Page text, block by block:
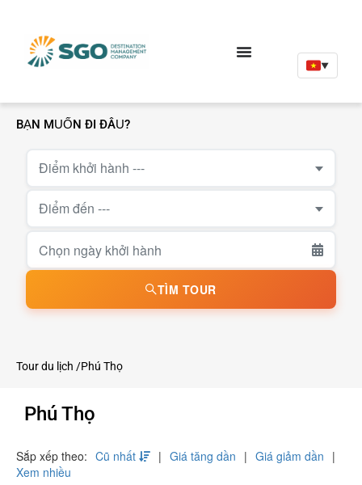
▼
BẠN MUỐN ĐI ĐÂU?
Điểm khởi hành ---
Điểm đến ---
TÌM TOUR
Tour du lịch /Phú Thọ
Phú Thọ
TÌM KIẾM TOUR
Sắp xếp theo: Cũ nhất Giá tăng dần
Giá giảm dần
Xem nhiều